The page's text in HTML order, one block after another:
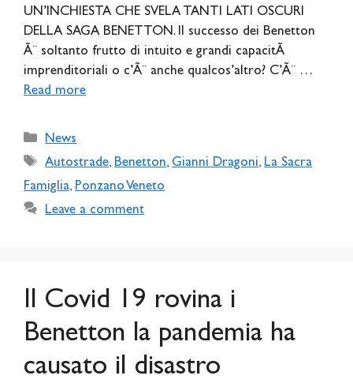
UN’INCHIESTA CHE SVELA TANTI LATI OSCURI
DELLA SAGA BENETTON. Il successo dei Benetton
Ã¨ soltanto frutto di intuito e grandi capacitÃ
imprenditoriali o c’Ã¨ anche qualcos’altro? C’Ã¨ …
Read more
Categories
News
Tags
Autostrade, Benetton, Gianni Dragoni, La Sacra
Famiglia, Ponzano Veneto
Leave a comment
Il Covid 19 rovina i
Benetton la pandemia ha
causato il disastro